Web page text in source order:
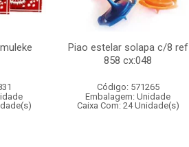
Piao estelar solapa c/8 ref
858 cx:048
Código: 571265
Embalagem: Unidade
Caixa Com: 24 Unidade(s)